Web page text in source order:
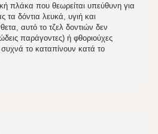
πλάκα που θεωρείται υπεύθυνη για
τα δόντια λευκά, υγιή και
αυτό το τζελ δοντιών δεν
παράγοντες) ή φθοριούχες
συχνά το καταπίνουν κατά το